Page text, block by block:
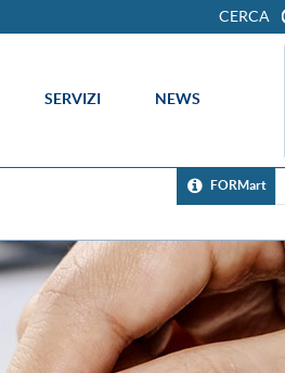
CERCA
SERVIZI NEWS
FORMart